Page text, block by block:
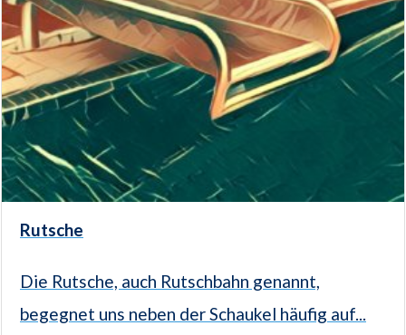
Rutsche
Die Rutsche, auch Rutschbahn genannt,
begegnet uns neben der Schaukel häufig auf...